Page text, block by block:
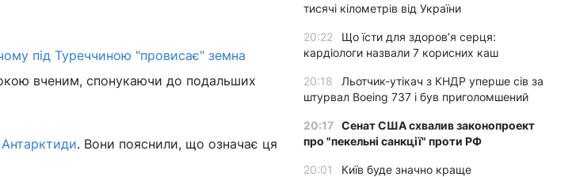
під Туреччиною "провисає" земна
вченим, спонукаючи до подальших
. Вони пояснили, що означає ця
тисячі кілометрів від України
20:22
Що їсти для здоров’я серця:
кардіологи назвали 7 корисних каш
20:18
Льотчик-утікач з КНДР уперше сів за
штурвал Boeing 737 і був приголомшений
20:17 Сенат США схвалив законопроект
про "пекельні санкції" проти РФ
20:01
Київ буде значно краще